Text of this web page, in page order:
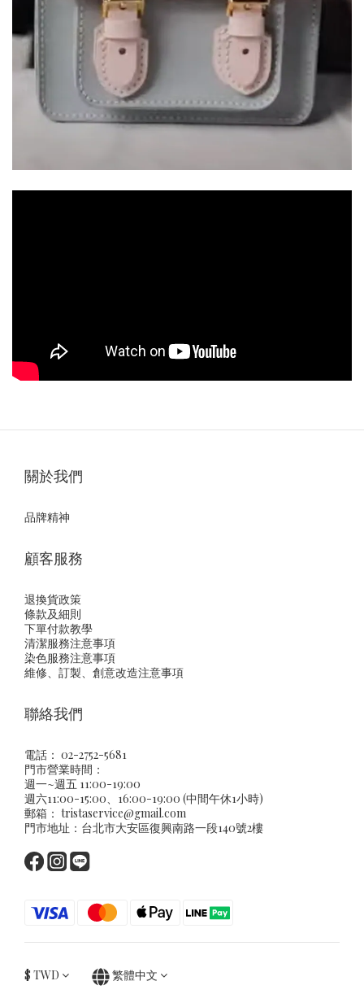
關於我們
品牌精神
顧客服務
退換貨政策
條款及細則
下單付款教學
清潔服務注意事項
染色服務注意事項
維修、訂製、創意改造注意事項
聯絡我們
電話： 02-2752-5681
門市營業時間：
週一~週五 11:00-19:00
週六11:00-15:00、16:00-19:00 (中間午休1小時)
郵箱： tristaservice@gmail.com
門市地址：台北市大安區復興南路一段140號2樓
$ TWD 繁體中文